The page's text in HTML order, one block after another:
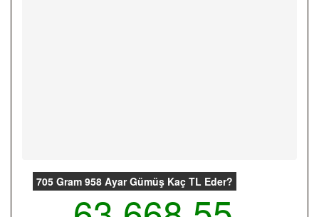
705 Gram 958 Ayar Gümüş Kaç TL Eder?